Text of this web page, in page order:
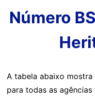
Número
A tabela abaixo mostra
para todas as